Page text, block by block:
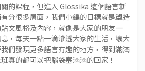
的課程，但進入 Glossika 這個語言新
分很多層面，我們小編的目標就是塑造
文風格及內容，就像是大家的朋友一
，每天一點一滴滲透大家的生活，讓大
們發現更多語言有趣的地方，得到滿滿
真的都可以把腦袋塞滿滿的回家！